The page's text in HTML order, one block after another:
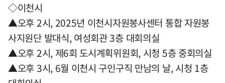
◇이천시
▲오후 2시, 2025년 이천시자원봉사센터 통합 자원봉
사지원단 발대식, 여성회관 3층 대회의실
▲오후 2시, 제6회 도시계획위원회, 시청 5층 중회의실
▲오후 3시, 6월 이천시 구인구직 만남의 날, 시청 1층